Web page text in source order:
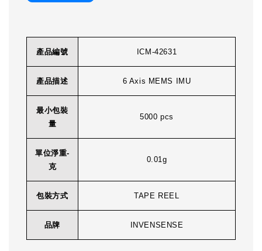
產品編號 ICM-42631
產品描述 6 Axis MEMS IMU
最小包裝
量
5000 pcs
單位淨重-
克
0.01g
包裝方式 TAPE REEL
品牌 INVENSENSE